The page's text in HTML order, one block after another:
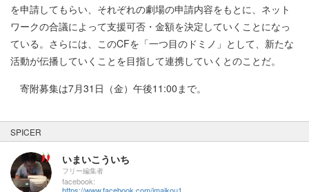
を申請してもらい、それぞれの劇場の申請内容をもとに、ネット
ワークの合議によって支援可否・金額を決定していくことになっ
ている。さらには、このCFを「一つ目のドミノ」として、新たな
活動が伝播していくことを目指して連携していくとのことだ。
寄附募集は7月31日（金）午後11:00まで。
SPICER
いまいこういち
フリー編集者
facebook: